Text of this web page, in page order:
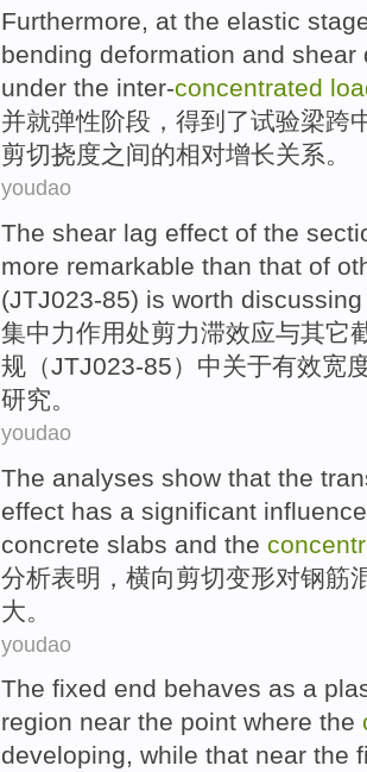
Furthermore, at the elastic
bending deformation and shear
under the inter-concentrated
并就弹性阶段 ，得到 了试验梁跨
剪切挠度之间的相对增长关系。
youdao
The shear lag effect of the
more remarkable than that of
(JTJ023-85) is worth discussing
集中力作用处剪力滞效应与其它
规（JTJ023-85）中关于有效宽
研究。
youdao
The analyses show that the
effect has a significant influence
concrete slabs and the
分析表明 ， 横向剪切变形对钢筋
大 。
youdao
The fixed end behaves as a
region near the point where the
developing, while that near the